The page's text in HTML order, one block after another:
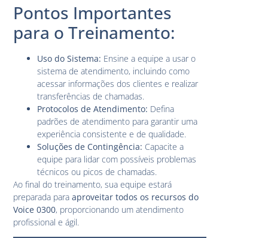
Pontos Importantes
para o Treinamento:
Uso do Sistema: Ensine a equipe a usar o
sistema de atendimento, incluindo como
acessar informações dos clientes e realizar
transferências de chamadas.
Protocolos de Atendimento: Defina
padrões de atendimento para garantir uma
experiência consistente e de qualidade.
Soluções de Contingência: Capacite a
equipe para lidar com possíveis problemas
técnicos ou picos de chamadas.
Ao final do treinamento, sua equipe estará
preparada paraaproveitar todos os recursos do
Voice 0300, proporcionando um atendimento
profissional e ágil.